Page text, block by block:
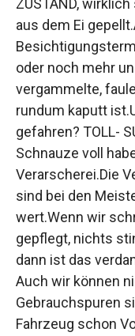
ZUSTAND,
aus dem Ei
oder noch mehr
vergammelte,
rundum kaputt
gefahren? TOLL-
Schnauze voll
Verarscherei.Die
sind bei den
wert.Wenn wir
gepflegt, nichts
dann ist das
Auch wir können
Gebrauchspuren
Fahrzeug schon